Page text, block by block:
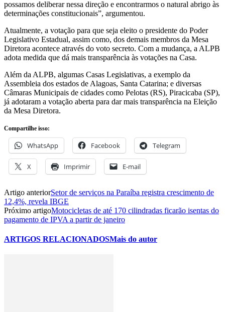
possamos deliberar nessa direção e encontrarmos o natural abrigo às
determinações constitucionais”, argumentou.
Atualmente, a votação para que seja eleito o presidente do Poder
Legislativo Estadual, assim como, dos demais membros da Mesa
Diretora acontece através do voto secreto. Com a mudança, a ALPB
adota medida que dá mais transparência às votações na Casa.
Além da ALPB, algumas Casas Legislativas, a exemplo da
Assembleia dos estados de Alagoas, Santa Catarina; e diversas
Câmaras Municipais de cidades como Pelotas (RS), Piracicaba (SP),
já adotaram a votação aberta para dar mais transparência na Eleição
da Mesa Diretora.
Compartilhe isso:
WhatsApp Facebook Telegram
X Imprimir E-mail
Artigo anteriorSetor de serviços na Paraíba registra crescimento de
12,4%, revela IBGE
Próximo artigoMotocicletas de até 170 cilindradas ficarão isentas do
pagamento de IPVA a partir de janeiro
ARTIGOS RELACIONADOSMais do autor